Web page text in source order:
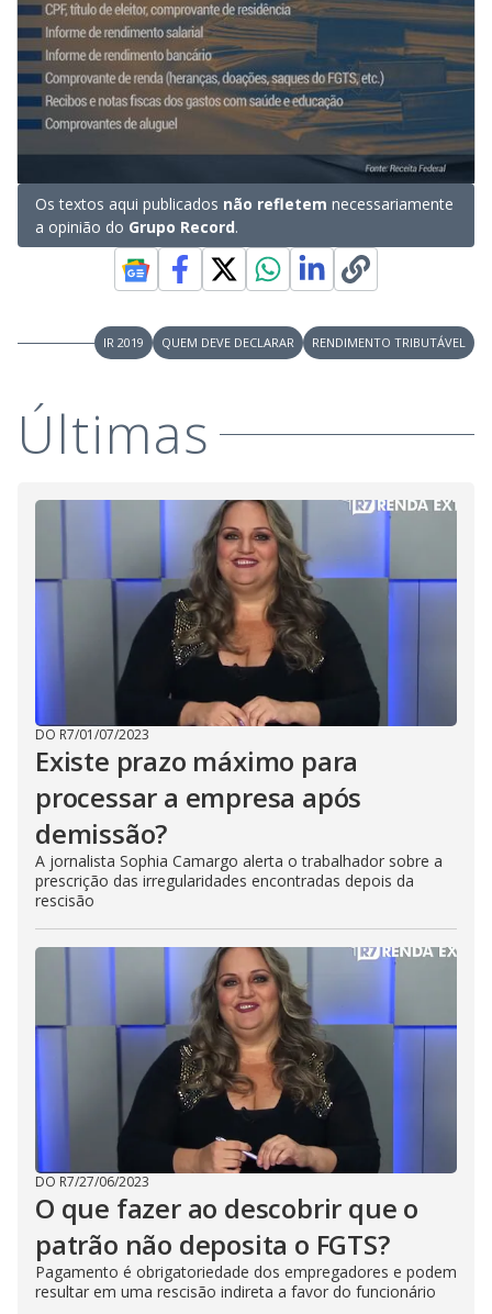
Os textos aqui publicados não refletem necessariamente
a opinião do Grupo Record.
IR 2019 QUEM DEVE DECLARAR RENDIMENTO TRIBUTÁVEL
Últimas
DO R7/01/07/2023
Existe prazo máximo para
processar a empresa após
demissão?
A jornalista Sophia Camargo alerta o trabalhador sobre a
prescrição das irregularidades encontradas depois da
rescisão
DO R7/27/06/2023
O que fazer ao descobrir que o
patrão não deposita o FGTS?
Pagamento é obrigatoriedade dos empregadores e podem
resultar em uma rescisão indireta a favor do funcionário